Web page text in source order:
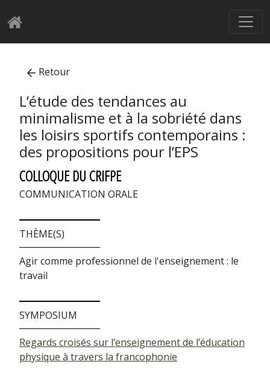
Retour
L’étude des tendances au
minimalisme et à la sobriété dans
les loisirs sportifs contemporains :
des propositions pour l’EPS
COLLOQUE DU CRIFPE
COMMUNICATION ORALE
THÈME(S)
Agir comme professionnel de l'enseignement : le
travail
SYMPOSIUM
Regards croisés sur l’enseignement de l’éducation
physique à travers la francophonie